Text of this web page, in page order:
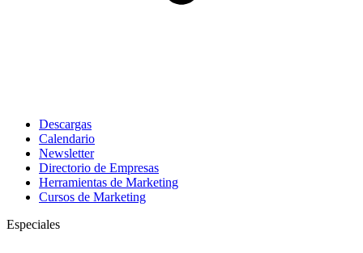
Descargas
Calendario
Newsletter
Directorio de Empresas
Herramientas de Marketing
Cursos de Marketing
Especiales